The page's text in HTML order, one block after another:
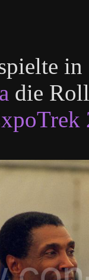
die